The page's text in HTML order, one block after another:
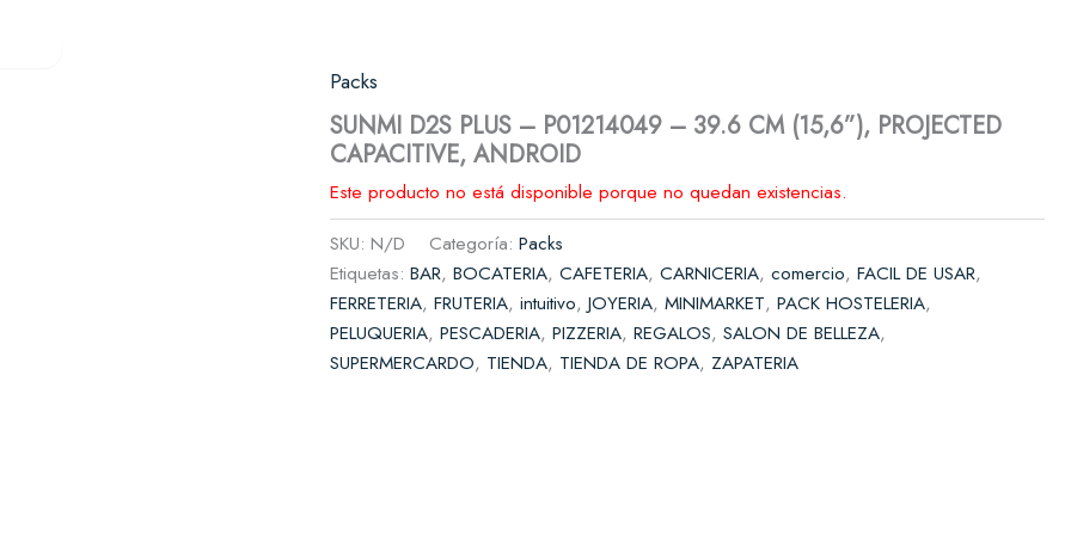
Packs
SUNMI D2S PLUS – P01214049 – 39.6 CM (15,6”), PROJECTED
CAPACITIVE, ANDROID
Este producto no está disponible porque no quedan existencias.
SKU: N/D Categoría: Packs
Etiquetas: BAR, BOCATERIA, CAFETERIA, CARNICERIA, comercio, FACIL DE USAR,
FERRETERIA, FRUTERIA, intuitivo, JOYERIA, MINIMARKET, PACK HOSTELERIA,
PELUQUERIA, PESCADERIA, PIZZERIA, REGALOS, SALON DE BELLEZA,
SUPERMERCARDO, TIENDA, TIENDA DE ROPA, ZAPATERIA